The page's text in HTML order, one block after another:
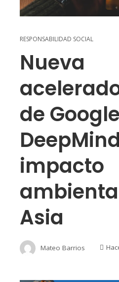
RESPONSABILIDAD SOCIAL
Nueva
de Google
impacto
Asia
Mateo Barrios